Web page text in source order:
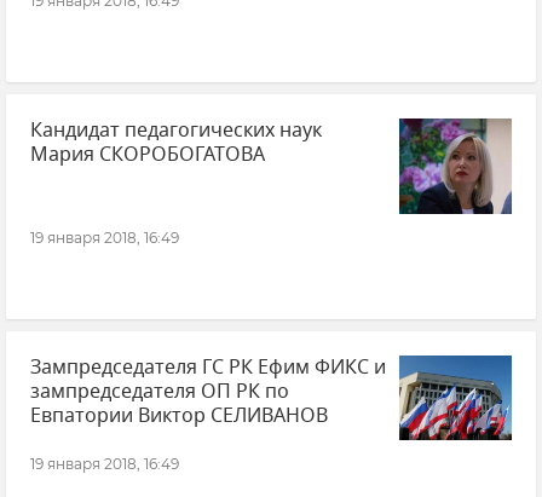
Кандидат педагогических наук
Мария СКОРОБОГАТОВА
19 января 2018, 16:49
Зампредседателя ГС РК Ефим ФИКС и
зампредседателя ОП РК по
Евпатории Виктор СЕЛИВАНОВ
19 января 2018, 16:49